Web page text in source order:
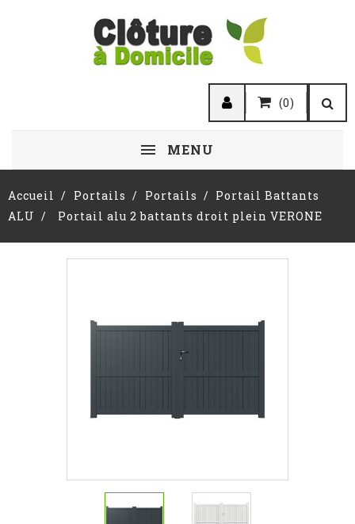
(0)
MENU
Accueil Portails Portails
Portail Battants
ALU
Portail alu 2 battants droit plein VERONE